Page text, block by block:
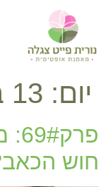
יום: 13 באפריל 2025
חוש